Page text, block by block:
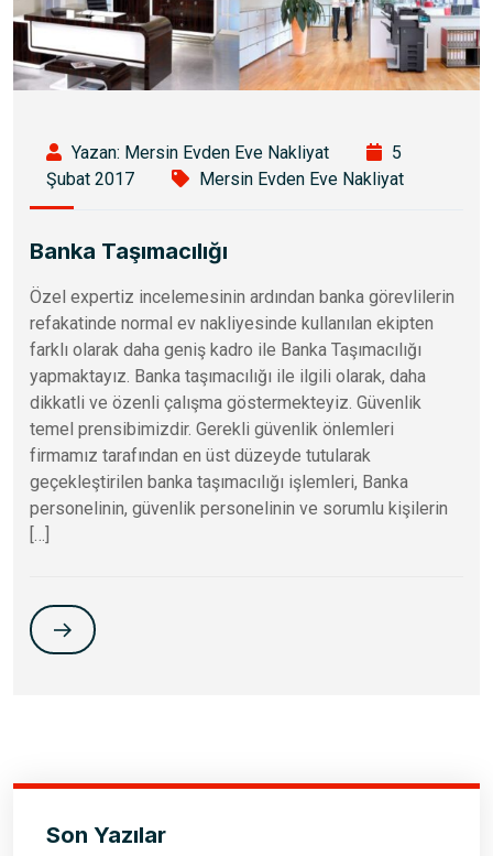
Yazan: Mersin Evden Eve Nakliyat
5
Şubat 2017
Mersin Evden Eve Nakliyat
Banka Taşımacılığı
Özel expertiz incelemesinin ardından banka görevlilerin
refakatinde normal ev nakliyesinde kullanılan ekipten
farklı olarak daha geniş kadro ile Banka Taşımacılığı
yapmaktayız. Banka taşımacılığı ile ilgili olarak, daha
dikkatli ve özenli çalışma göstermekteyiz. Güvenlik
temel prensibimizdir. Gerekli güvenlik önlemleri
firmamız tarafından en üst düzeyde tutularak
geçekleştirilen banka taşımacılığı işlemleri, Banka
personelinin, güvenlik personelinin ve sorumlu kişilerin
[…]
Son Yazılar